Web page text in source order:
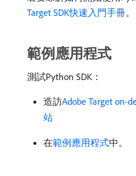
Target SDK快速入門手冊。
範例應用程式
測試Python SDK：
造訪Adobe Target on-
站
在範例應用程式中。